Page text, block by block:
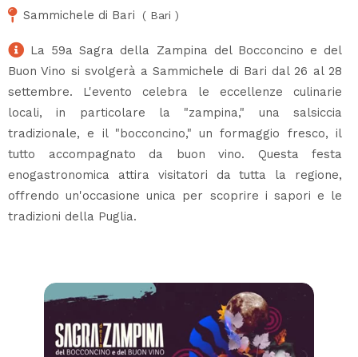
Sammichele di Bari ( Bari )
La 59a Sagra della Zampina del Bocconcino e del
Buon Vino si svolgerà a Sammichele di Bari dal 26 al 28
settembre. L'evento celebra le eccellenze culinarie
locali, in particolare la "zampina," una salsiccia
tradizionale, e il "bocconcino," un formaggio fresco, il
tutto accompagnato da buon vino. Questa festa
enogastronomica attira visitatori da tutta la regione,
offrendo un'occasione unica per scoprire i sapori e le
tradizioni della Puglia.